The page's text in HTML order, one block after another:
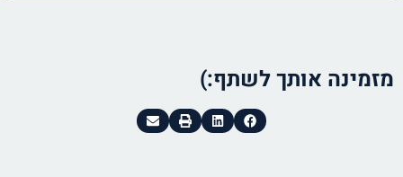
מזמינה אותך לשתף:)